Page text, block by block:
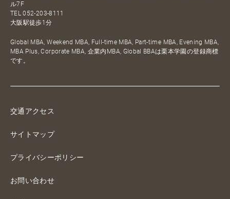
ル7F
TEL052-203-8111
大阪駅徒歩1分
Global MBA, Weekend MBA, Full-time MBA, Part-time MBA, Evening MBA,
MBA Plus, Corporate MBA, 企業内MBA, Global BBAは栗本学園の登録商標
です。
交通アクセス
サイトマップ
プライバシーポリシー
お問い合わせ